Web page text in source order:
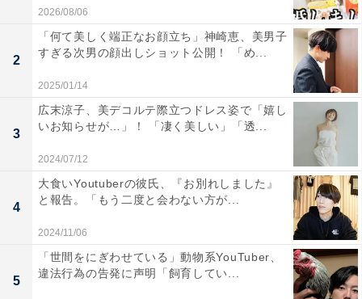
2026/08/06
2
「何て美しく端正なお顔立ち」神崎恵、美男子
すぎる次男の顔出しショット公開！ 「め...
2025/01/14
3
広末涼子、美デコルテ際立つドレス姿で「嬉し
いお知らせが…」！ 「凄く美しい」「透...
2024/07/12
4
大食いYoutuberの彼氏、『お別れしました』
と報告。「もう二度と会わない方が...
2024/11/06
5
「世間をにぎわせている」動物系YouTuber、
違法行為の告発に声明「飼育してい...